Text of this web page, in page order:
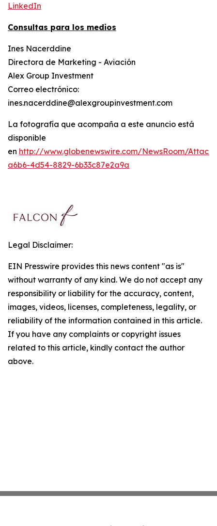
LinkedIn
Consultas para los medios
Ines Nacerddine
Directora de Marketing - Aviación
Alex Group Investment
Correo electrónico:
ines.nacerddine@alexgroupinvestment.com
La fotografía que acompaña a este anuncio está
disponible
en http://www.globenewswire.com/NewsRoom/
a6b6-4d54-8829-6b33c87e2a9a
Legal Disclaimer:
EIN Presswire provides this news content "as is"
without warranty of any kind. We do not accept any
responsibility or liability for the accuracy, content,
images, videos, licenses, completeness, legality, or
reliability of the information contained in this article.
If you have any complaints or copyright issues
related to this article, kindly contact the author
above.